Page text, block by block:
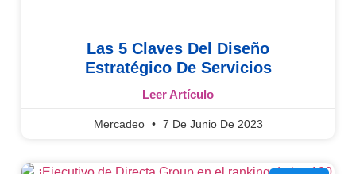
Las 5 Claves Del Diseño
Estratégico De Servicios
Leer Artículo
Mercadeo 7 De Junio De 2023